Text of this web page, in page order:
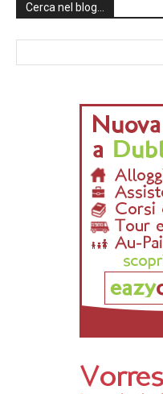
Cerca nel blog…